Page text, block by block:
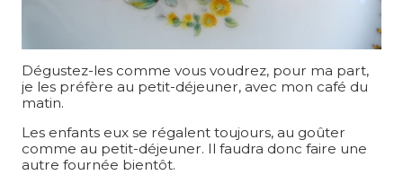
Dégustez-les comme vous voudrez, pour ma part,
je les préfère au petit-déjeuner, avec mon café du
matin.
Les enfants eux se régalent toujours, au goûter
comme au petit-déjeuner. Il faudra donc faire une
autre fournée bientôt.